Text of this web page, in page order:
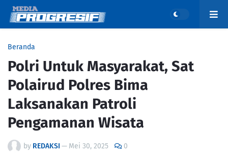
Beranda
Polri Untuk Masyarakat, Sat
Polairud Polres Bima
Laksanakan Patroli
Pengamanan Wisata
by REDAKSI — Mei 30, 2025 0